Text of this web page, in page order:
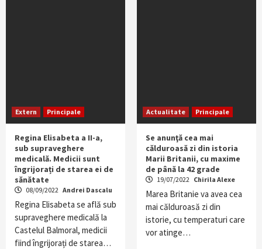
Extern Principale
Regina Elisabeta a II-a,
sub supraveghere
medicală. Medicii sunt
îngrijorați de starea ei de
sănătate
08/09/2022 Andrei Dascalu
Regina Elisabeta se află sub
supraveghere medicală la
Castelul Balmoral, medicii
fiind îngrijorați de starea…
Actualitate Principale
Se anunţă cea mai
călduroasă zi din istoria
Marii Britanii, cu maxime
de până la 42 grade
19/07/2022 Chirila Alexe
Marea Britanie va avea cea
mai călduroasă zi din
istorie, cu temperaturi care
vor atinge…